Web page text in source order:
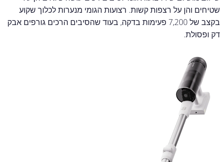
שטיחים והן על רצפות קשות. רצועות הגומי מנערות לכלוך שקוע
בקצב של 7,200 פעימות בדקה, בעוד שהסיבים הרכים גורפים אבק
דק ופסולת.